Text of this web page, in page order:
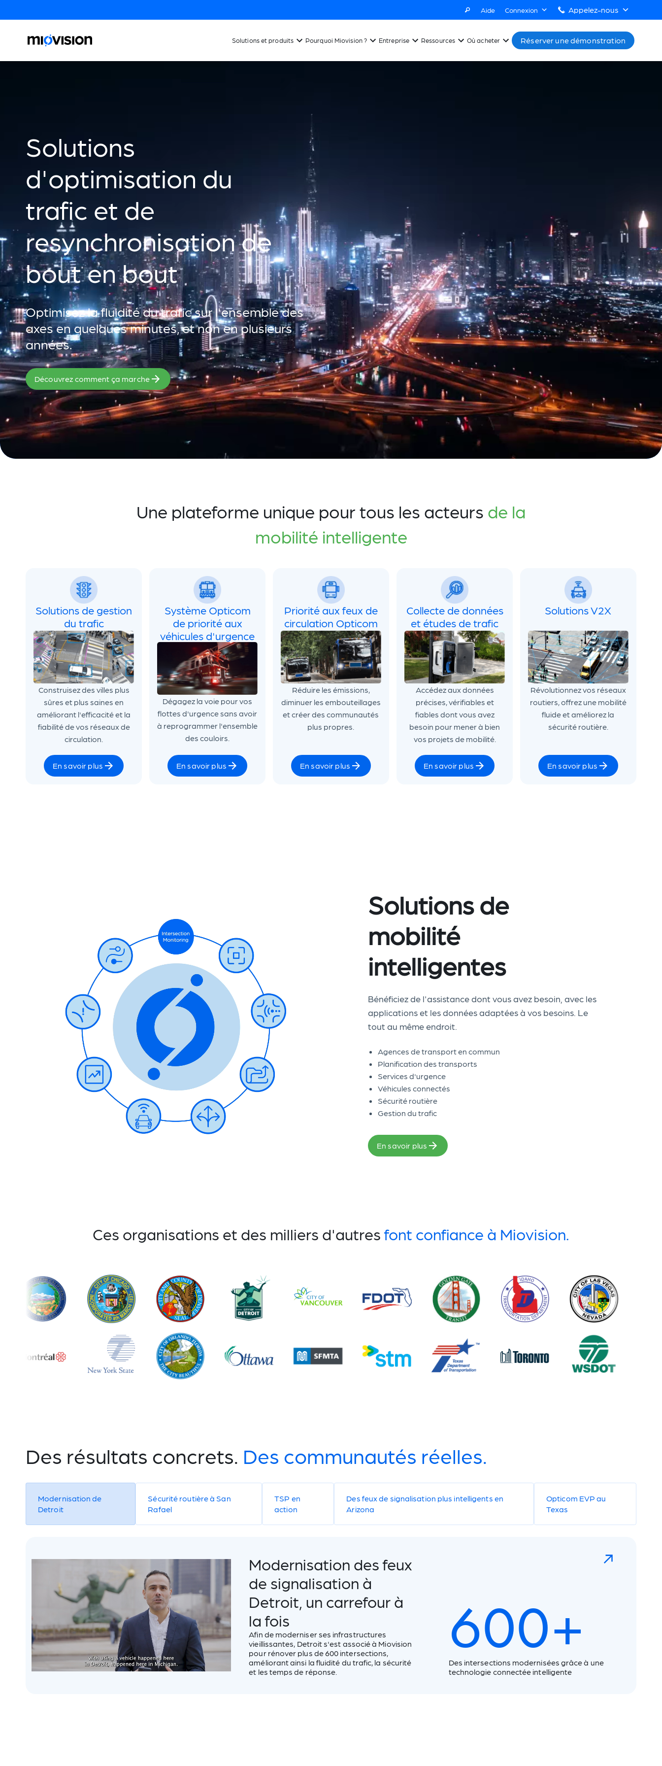
Aide Connexion Appelez-nous
Solutions et produits Pourquoi Miovision ? Entreprise Ressources Où acheter Réserver une démonstration
Solutions
d'optimisation du
trafic et de
resynchronisation de
bout en bout
Optimisez la fluidité du trafic sur l'ensemble des
axes en quelques minutes, et non en plusieurs
années.
Découvrez comment ça marche
Une plateforme unique pour tous les acteurs de la
mobilité intelligente
Solutions de gestion
du trafic
Construisez des villes plus
sûres et plus saines en
améliorant l'efficacité et la
fiabilité de vos réseaux de
circulation.
En savoir plus
Système Opticom
de priorité aux
véhicules d'urgence
Dégagez la voie pour vos
flottes d'urgence sans avoir
à reprogrammer l'ensemble
des couloirs.
En savoir plus
Priorité aux feux de
circulation Opticom
Réduire les émissions,
diminuer les embouteillages
et créer des communautés
plus propres.
En savoir plus
Collecte de données
et études de trafic
Accédez aux données
précises, vérifiables et
fiables dont vous avez
besoin pour mener à bien
vos projets de mobilité.
En savoir plus
Solutions V2X
Révolutionnez vos réseaux
routiers, offrez une mobilité
fluide et améliorez la
sécurité routière.
En savoir plus
Solutions de
mobilité
intelligentes
Bénéficiez de l'assistance dont vous avez besoin, avec les
applications et les données adaptées à vos besoins. Le
tout au même endroit.
Agences de transport en commun
Planification des transports
Services d'urgence
Véhicules connectés
Sécurité routière
Gestion du trafic
En savoir plus
Ces organisations et des milliers d'autresfont confiance à Miovision.
Des résultats concrets. Des communautés réelles.
Modernisation de
Detroit
Sécurité routière à San
Rafael
TSP en
action
Des feux de signalisation plus intelligents en
Arizona
Opticom EVP au
Texas
Modernisation des feux
de signalisation à
Detroit, un carrefour à
la fois
Afin de moderniser ses infrastructures
vieillissantes, Detroit s'est associé à Miovision
pour rénover plus de 600 intersections,
améliorant ainsi la fluidité du trafic, la sécurité
et les temps de réponse.
600+
Des intersections modernisées grâce à une
technologie connectée intelligente